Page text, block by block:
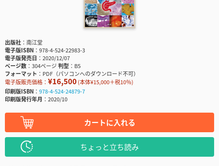
出版社
南江堂
電子版ISBN
978-4-524-22983-3
電子版発売日
2020/12/07
ページ数
304ページ判型
B5
フォーマット
PDF（パソコンへのダウンロード不可）
電子版販売価格： ¥16,500(本体¥15,000＋税10％)
印刷版ISBN
978-4-524-24879-7
印刷版発行年月
2020/10
カートに入れる
ちょっと立ち読み